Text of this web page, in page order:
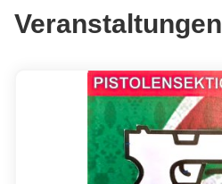
Veranstaltungen